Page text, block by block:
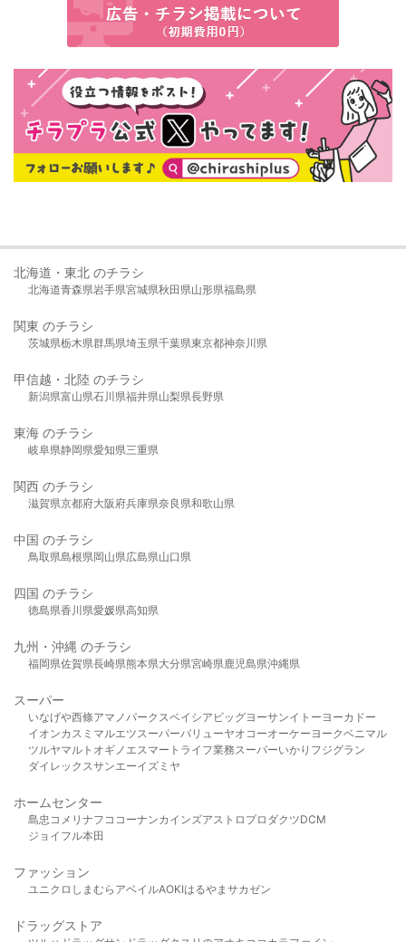
北海道・東北 のチラシ
北海道青森県岩手県宮城県秋田県山形県福島県
関東 のチラシ
茨城県栃木県群馬県埼玉県千葉県東京都神奈川県
甲信越・北陸 のチラシ
新潟県富山県石川県福井県山梨県長野県
東海 のチラシ
岐阜県静岡県愛知県三重県
関西 のチラシ
滋賀県京都府大阪府兵庫県奈良県和歌山県
中国 のチラシ
鳥取県島根県岡山県広島県山口県
四国 のチラシ
徳島県香川県愛媛県高知県
九州・沖縄 のチラシ
福岡県佐賀県長崎県熊本県大分県宮崎県鹿児島県沖縄県
スーパー
いなげや西條アマノパークスベイシア ビッグヨーサンイトーヨーカドー
イオンカスミ マルエツスーパーバリューヤオコーオーケー ヨークベニマル
ツルヤマルト オギノ エスマート ライフ業務スーパーいかり フジグラン
ダイレックスサンエーイズミヤ
ホームセンター
島忠 コメリ ナフコ コーナンカインズアストロプロダクツDCM
ジョイフル本田
ファッション
ユニクロ しまむら アベイルAOKIはるやま サカゼン
ドラッグストア